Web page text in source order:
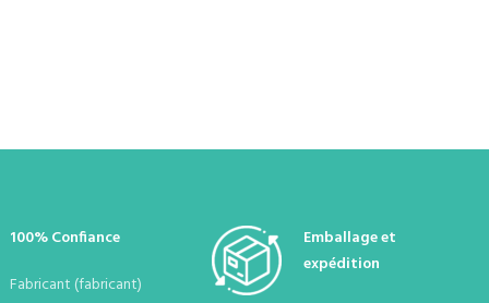
100% Confiance
Fabricant (fabricant)
Emballage et
expédition